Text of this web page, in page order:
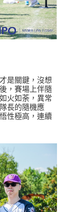
是關鍵，沒想
，賽場上伴隨
火如荼，異常
長的隨機應
性極高，連續